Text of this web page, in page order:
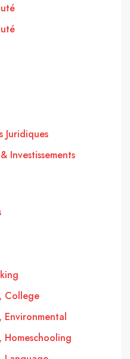
Juridiques
Investissements
College
Environmental
Homeschooling